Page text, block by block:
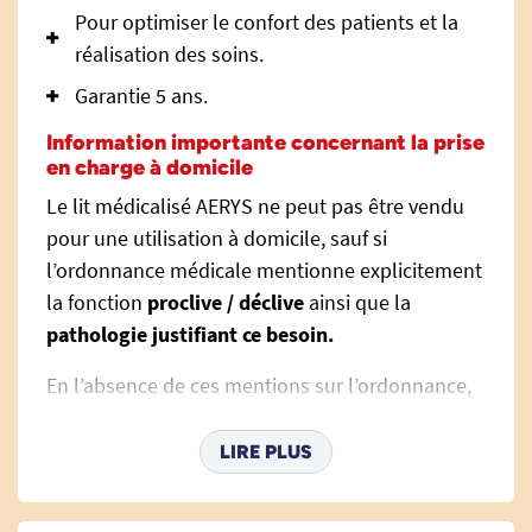
Pour optimiser le confort des patients et la
réalisation des soins.
Garantie 5 ans.
Information importante concernant la prise
en charge à domicile
Le lit médicalisé AERYS ne peut pas être vendu
pour une utilisation à domicile, sauf si
l’ordonnance médicale mentionne explicitement
la fonction proclive / déclive ainsi que la
pathologie justifiant ce besoin.
En l’absence de ces mentions sur l’ordonnance,
LIRE PLUS